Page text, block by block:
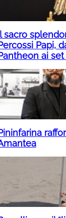
sacro
Papi,
ai